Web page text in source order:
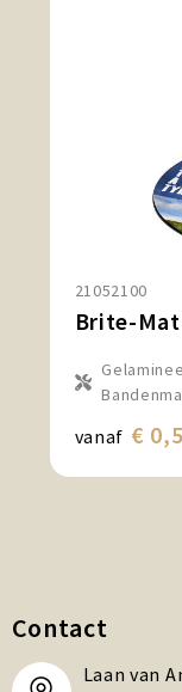
21052100
vanaf €
Contact
Laan van